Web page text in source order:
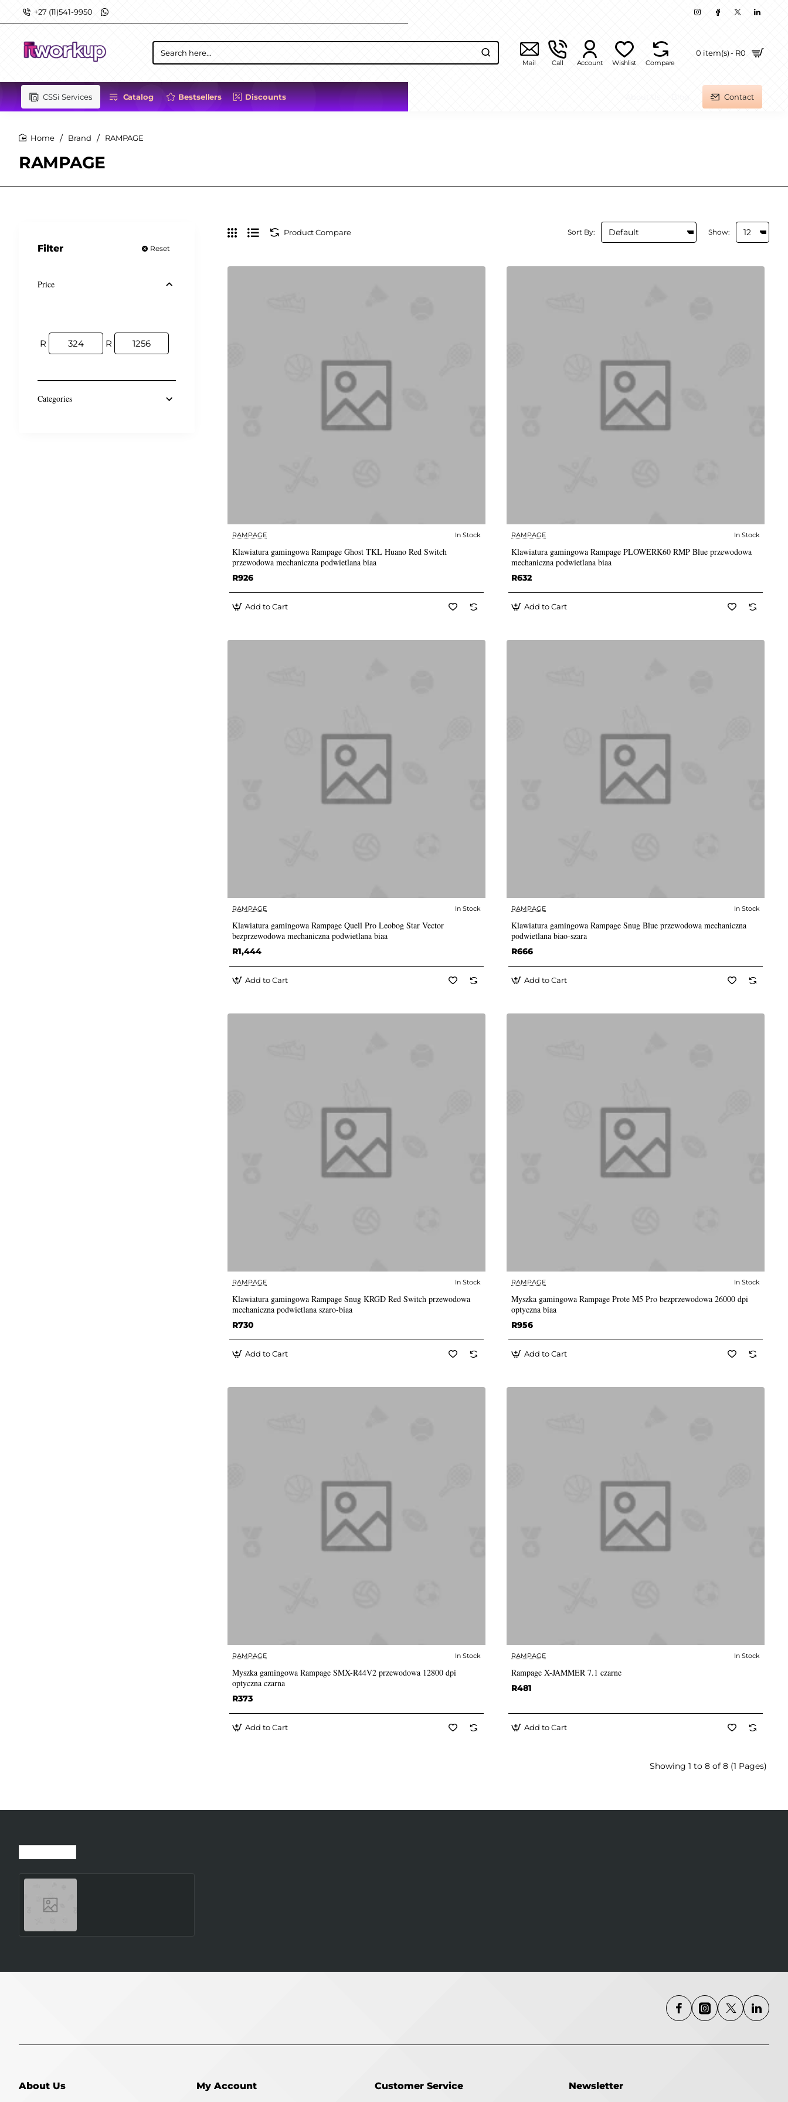
+27 (11)541-9950
Search
here...
Mail Call Account Wishlist Compare
0 item(s) - R0
CSSi Services Catalog Bestsellers Discounts Contact
RAMPAGE
Brand RAMPAGE
Filter Reset
Price
R R
Categories
Product Compare Sort By: Show:
✅ In Stock
RAMPAGE In Stock
Klawiatura gamingowa Rampage Ghost TKL Huano Red Switch
przewodowa mechaniczna podwietlana biaa
R926
Add to Cart
✅ In Stock
RAMPAGE In Stock
Klawiatura gamingowa Rampage PLOWERK60 RMP Blue przewodowa
mechaniczna podwietlana biaa
R632
Add to Cart
✅ In Stock
RAMPAGE In Stock
Klawiatura gamingowa Rampage Quell Pro Leobog Star Vector
bezprzewodowa mechaniczna podwietlana biaa
R1,444
Add to Cart
✅ In Stock
RAMPAGE In Stock
Klawiatura gamingowa Rampage Snug Blue przewodowa mechaniczna
podwietlana biao-szara
R666
Add to Cart
✅ In Stock
RAMPAGE In Stock
Klawiatura gamingowa Rampage Snug KRGD Red Switch przewodowa
mechaniczna podwietlana szaro-biaa
R730
Add to Cart
✅ In Stock
RAMPAGE In Stock
Myszka gamingowa Rampage Prote M5 Pro bezprzewodowa 26000 dpi
optyczna biaa
R956
Add to Cart
✅ In Stock
RAMPAGE In Stock
Myszka gamingowa Rampage SMX-R44V2 przewodowa 12800 dpi
optyczna czarna
R373
Add to Cart
✅ In Stock
RAMPAGE In Stock
Rampage X-JAMMER 7.1 czarne
R481
Add to Cart
Showing 1 to 8 of 8 (1 Pages)
About Us My Account Customer Service Newsletter